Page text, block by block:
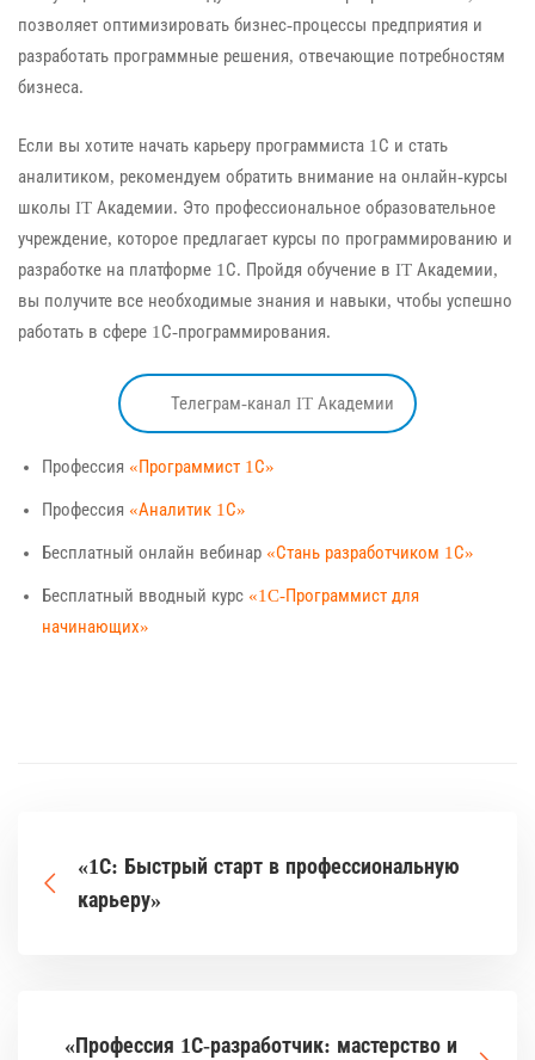
позволяет оптимизировать бизнес-процессы предприятия и
разработать программные решения, отвечающие потребностям
бизнеса.
Если вы хотите начать карьеру программиста 1С и стать
аналитиком, рекомендуем обратить внимание на онлайн-курсы
школы IT Академии. Это профессиональное образовательное
учреждение, которое предлагает курсы по программированию и
разработке на платформе 1С. Пройдя обучение в IT Академии,
вы получите все необходимые знания и навыки, чтобы успешно
работать в сфере 1С-программирования.
Телеграм-канал IT Академии
Профессия «Программист 1С»
Профессия «Аналитик 1С»
Бесплатный онлайн вебинар «Стань разработчиком 1С»
Бесплатный вводный курс «1C-Программист для
начинающих»
«1С: Быстрый старт в профессиональную
карьеру»
«Профессия 1С-разработчик: мастерство и